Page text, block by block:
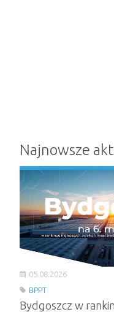
Najnowsze
05.08.2026
BPPT
Bydgoszcz w